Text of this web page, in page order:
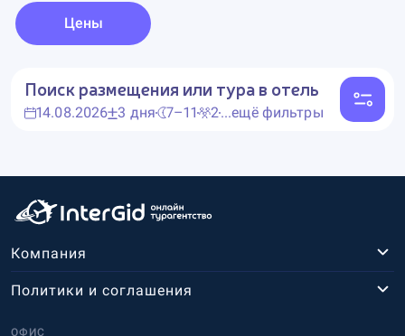
Цены
Поиск размещения или тура в отель
14.08.2026 3 дня 7–11 2...ещё фильтры
Компания
ОФИС
Политики и соглашения